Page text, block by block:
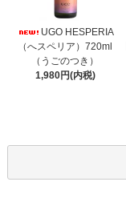
UGO HESPERIA
（へスペリア）720ml
（うごのつき）
1,980円(内税)